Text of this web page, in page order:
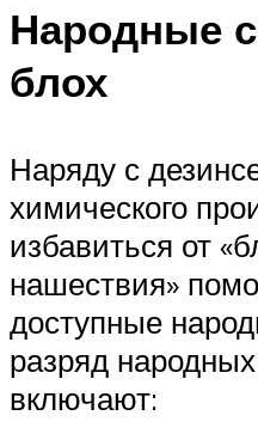
Народные
блох
Наряду с
химического
избавиться от
нашествия»
доступные
разряд
включают: